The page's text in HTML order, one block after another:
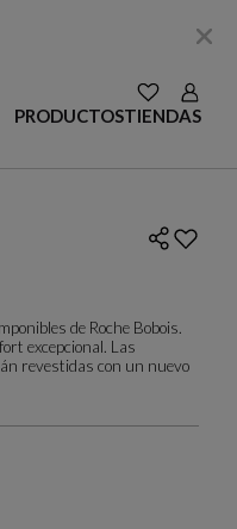
VER LAS
Login
PRODUCTOSTIENDAS
de Roche Bobois.
excepcional. Las
revestidas con un nuevo